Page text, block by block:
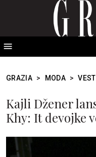
GRAZIA > MODA > VESTI
Kajli Džener
Khy: It devojke